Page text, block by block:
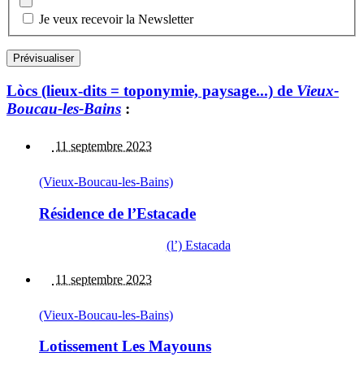
Je veux recevoir la Newsletter
Lòcs (lieux-dits = toponymie, paysage...) de Vieux-
Boucau-les-Bains :
11 septembre 2023
(Vieux-Boucau-les-Bains)
Résidence de l’Estacade
(l’) Estacada
11 septembre 2023
(Vieux-Boucau-les-Bains)
Lotissement Les Mayouns